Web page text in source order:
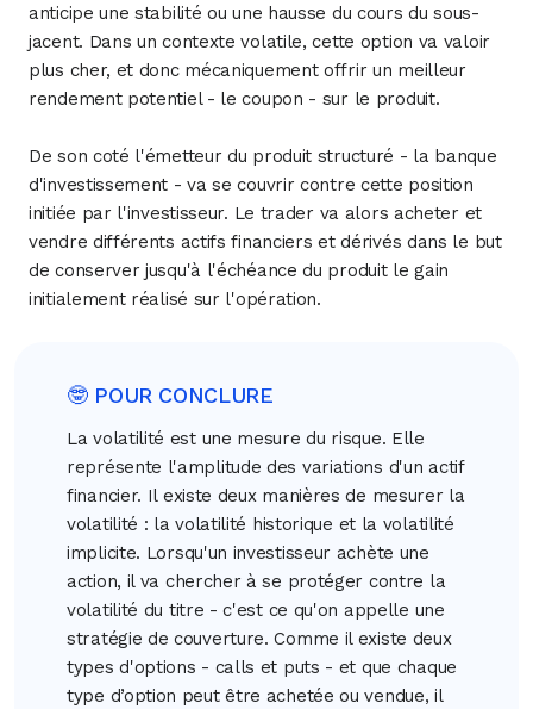
anticipe une stabilité ou une hausse du cours du sous-
jacent. Dans un contexte volatile, cette option va valoir
plus cher, et donc mécaniquement offrir un meilleur
rendement potentiel - le coupon - sur le produit.
De son coté l'émetteur du produit structuré - la banque
d'investissement - va se couvrir contre cette position
initiée par l'investisseur. Le trader va alors acheter et
vendre différents actifs financiers et dérivés dans le but
de conserver jusqu'à l'échéance du produit le gain
initialement réalisé sur l'opération.
🤓 POUR CONCLURE
La volatilité est une mesure du risque. Elle
représente l'amplitude des variations d'un actif
financier. Il existe deux manières de mesurer la
volatilité : la volatilité historique et la volatilité
implicite. Lorsqu'un investisseur achète une
action, il va chercher à se protéger contre la
volatilité du titre - c'est ce qu'on appelle une
stratégie de couverture. Comme il existe deux
types d'options - calls et puts - et que chaque
type d’option peut être achetée ou vendue, il